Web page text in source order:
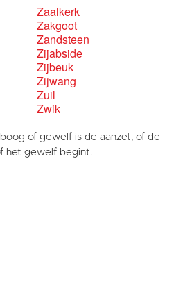
Zaalkerk
Zakgoot
Zandsteen
Zijabside
Zijbeuk
Zijwang
Zuil
Zwik
of gewelf is de aanzet, of de
het gewelf begint.